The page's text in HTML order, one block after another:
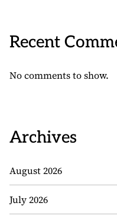
Recent
No comments to show.
Archives
August 2026
July 2026